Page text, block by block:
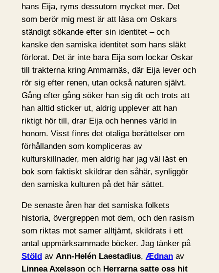
hans Eija, ryms dessutom mycket mer. Det
som berör mig mest är att läsa om Oskars
ständigt sökande efter sin identitet – och
kanske den samiska identitet som hans släkt
förlorat. Det är inte bara Eija som lockar Oskar
till trakterna kring Ammarnäs, där Eija lever och
rör sig efter renen, utan också naturen självt.
Gång efter gång söker han sig dit och trots att
han alltid sticker ut, aldrig upplever att han
riktigt hör till, drar Eija och hennes värld in
honom. Visst finns det otaliga berättelser om
förhållanden som kompliceras av
kulturskillnader, men aldrig har jag väl läst en
bok som faktiskt skildrar den såhär, synliggör
den samiska kulturen på det här sättet.
De senaste åren har det samiska folkets
historia, övergreppen mot dem, och den rasism
som riktas mot samer alltjämt, skildrats i ett
antal uppmärksammade böcker. Jag tänker på
Stöldav Ann-Helén Laestadius, Ædnanav
Linnea Axelssonoch Herrarna satte oss hit